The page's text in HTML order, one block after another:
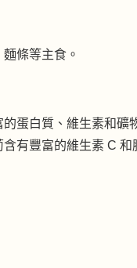
條等主食。
蛋白質、維生素和礦
有豐富的維生素 C 和